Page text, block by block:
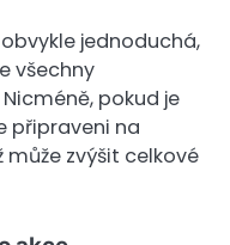
jednoduchá,
všechny
pokud je
připraveni na
zvýšit celkové